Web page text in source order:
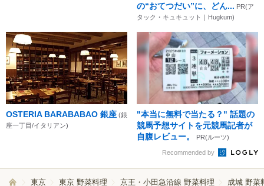
の“おてつだい”に、どん... PR(ア
タック・キュキュット｜Hugkum)
OSTERIA BARABABAO 銀座 (銀
座一丁目/イタリアン)
"本当に無料で当たる？" 話題の
競馬予想サイトを元競馬記者が
自腹レビュー。
PR(ルーツ)
Recommended by
東京 東京 野菜料理 京王・小田急沿線 野菜料理 成城 野菜